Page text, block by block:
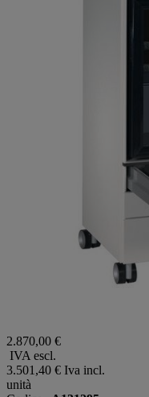
2.870,00 €
IVA escl.
3.501,40 € Iva incl.
unità